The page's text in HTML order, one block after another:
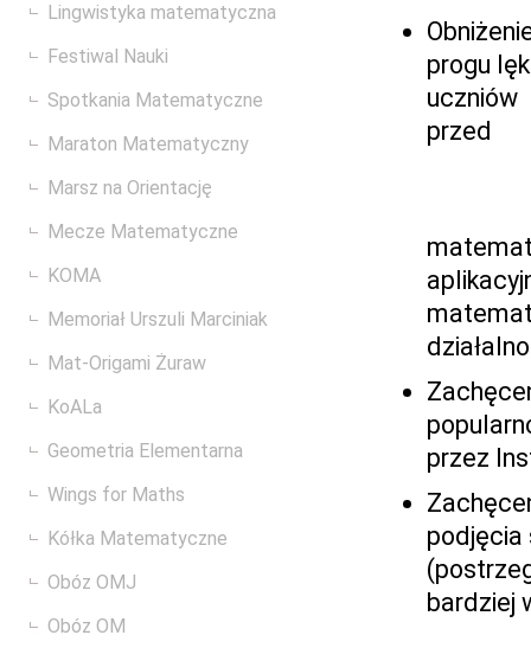
Lingwistyka matematyczna
Festiwal Nauki
Spotkania Matematyczne
Maraton Matematyczny
Marsz na Orientację
Mecze Matematyczne
KOMA
Memoriał Urszuli Marciniak
Mat-Origami Żuraw
KoALa
Geometria Elementarna
Wings for Maths
Kółka Matematyczne
Obóz OMJ
Obóz OM
progu
uczniów
przed
przez
podjęcia
bardziej